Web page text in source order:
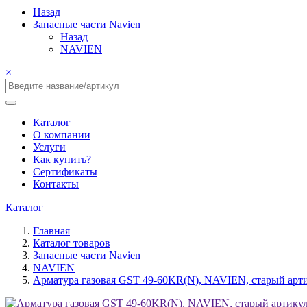
Назад
Запасные части Navien
Назад
NAVIEN
×
Каталог
О компании
Услуги
Как купить?
Сертификаты
Контакты
Каталог
Главная
Каталог товаров
Запасные части Navien
NAVIEN
Арматура газовая GST 49-60KR(N), NAVIEN, старый